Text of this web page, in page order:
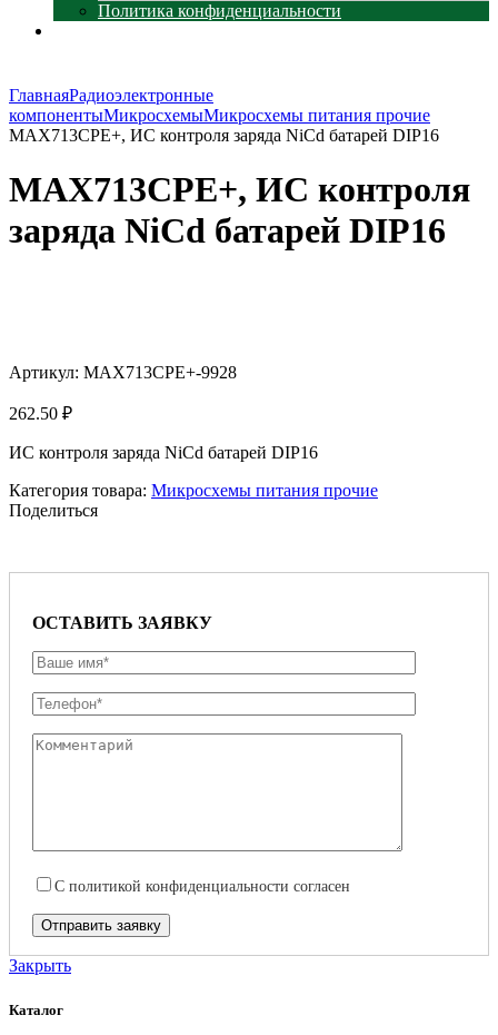
Политика конфиденциальности
ГлавнаяРадиоэлектронные
компонентыМикросхемыМикросхемы питания прочие
MAX713CPE+, ИС контроля заряда NiCd батарей DIP16
MAX713CPE+, ИС контроля
заряда NiCd батарей DIP16
Артикул: MAX713CPE+-9928
262.50 ₽
ИС контроля заряда NiCd батарей DIP16
Категория товара: Микросхемы питания прочие
Поделиться
ОСТАВИТЬ ЗАЯВКУ
С политикой конфиденциальности согласен
Закрыть
Каталог